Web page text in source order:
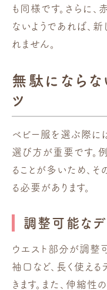
も同様です。さらに
ないようであれば、
れません。
無駄になら
ツ
ベビー服を選ぶ際に
選び方が重要です。
ることが多いため、
る必要があります。
調整可能な
ウエスト部分が調整
袖口など、長く使え
きます。また、伸縮性